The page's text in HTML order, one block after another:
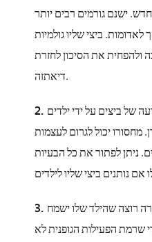
ישנם גורמים רבים יותר
לאדומות. ביצי שליו גולמיות
ולהפחית את הסיכון לחזרת
דיאתזה.
של ביצים על ידי ילדים
מחסורו יכול לגרום לעצמות
ניתן לפתור את כל הבעיות
רוצה שהילד שלו ישמח
שרמת הפעילות הגופנית לא